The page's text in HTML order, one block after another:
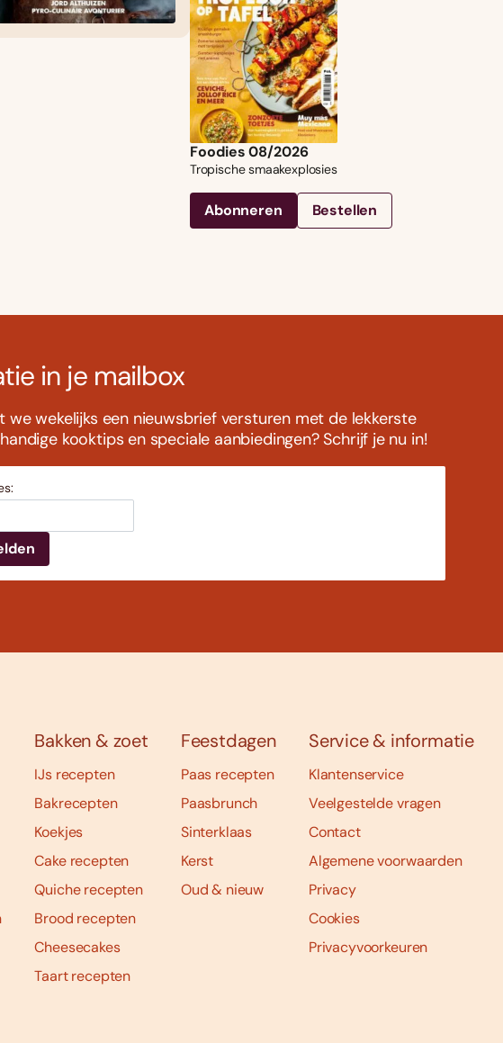
Foodies 08/2026
Tropische smaakexplosies
Abonneren Bestellen
in je mailbox
we wekelijks een nieuwsbrief versturen met de lekkerste
kooktips en speciale aanbiedingen? Schrijf je nu in!
Bakken & zoet
IJs recepten
Bakrecepten
Koekjes
Cake recepten
Quiche recepten
Brood recepten
Cheesecakes
Taart recepten
Feestdagen
Paas recepten
Paasbrunch
Sinterklaas
Kerst
Oud & nieuw
Service & informatie
Klantenservice
Veelgestelde vragen
Contact
Algemene voorwaarden
Privacy
Cookies
Privacyvoorkeuren